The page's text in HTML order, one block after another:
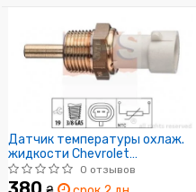
Датчик температуры охлаж.
жидкости Chevrolet
Captiva/Cruze/Epica 2.0CDTI
05-
0 отзывов